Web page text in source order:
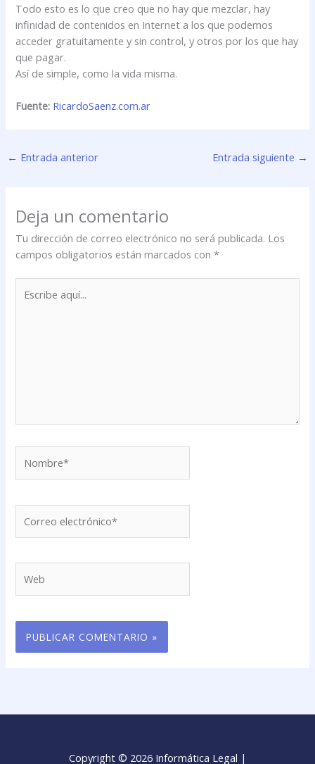
Todo esto es lo que creo que no hay que mezclar, hay
infinidad de contenidos en Internet a los que podemos
acceder gratuitamente y sin control, y otros por los que hay
que pagar.
Así de simple, como la vida misma.
Fuente: RicardoSaenz.com.ar
← Entrada anterior Entrada siguiente →
Deja un comentario
Tu dirección de correo electrónico no será publicada. Los
campos obligatorios están marcados con*
aquí...
electrónico*
Copyright © 2026 Informática Legal |